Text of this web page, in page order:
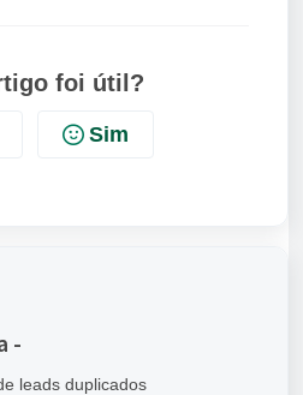
foi útil?
Sim
-
leads duplicados